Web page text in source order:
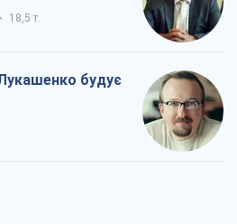
18,5 т.
Лукашенко будує